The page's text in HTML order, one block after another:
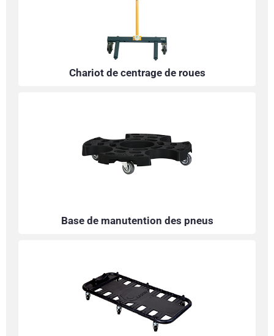
Chariot de centrage de roues
Base de manutention des pneus